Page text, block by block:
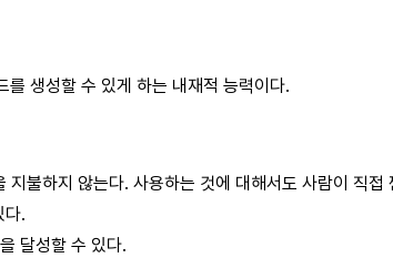
생성할 수 있게 하는 내재적 능력이다.
불하지 않는다. 사용하는 것에 대해서도 사람이 직접
다.
달성할 수 있다.